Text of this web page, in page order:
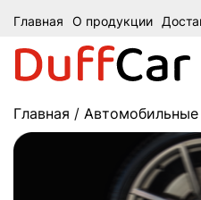
Главная О продукции
Главная /